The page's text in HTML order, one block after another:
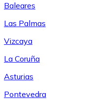
Baleares
Las Palmas
Vizcaya
La Coruña
Asturias
Pontevedra